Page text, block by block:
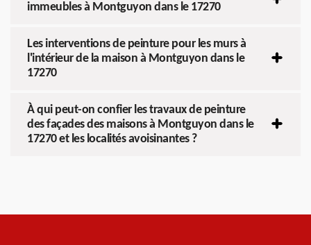
immeubles à Montguyon dans le 17270
Les interventions de peinture pour les murs à
l'intérieur de la maison à Montguyon dans le
17270
À qui peut-on confier les travaux de peinture
des façades des maisons à Montguyon dans le
17270 et les localités avoisinantes ?